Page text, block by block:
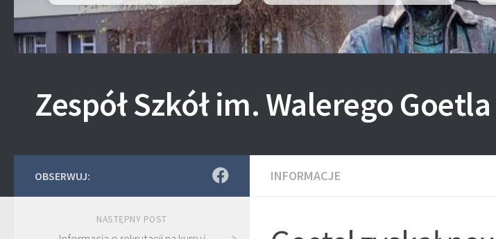
Zespół Szkół im. Walerego Goetla
INFORMACJE
OBSERWUJ:
NASTĘPNY POST